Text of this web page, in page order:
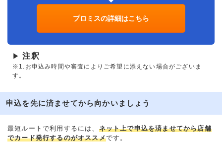
プロミスの詳細はこちら
▶ 注釈
※1.お申込み時間や審査によりご希望に添えない場合がございま
す。
申込を先に済ませてから向かいましょう
最短ルートで利用するには、 ネット上で申込を済ませてから店舗
でカード発行するのがオススメです。